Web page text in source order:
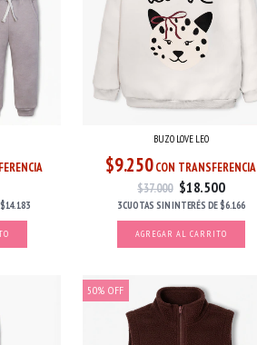
$14.183
BUZO LOVE LEO
$9.250 CON TRANSFERENCIA
$37.000 $18.500
3 CUOTAS SIN INTERÉS DE$6.166
AGREGAR AL CARRITO
50%OFF